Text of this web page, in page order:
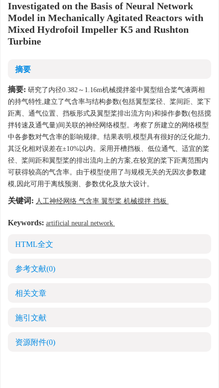
Investigated on the Basis of Neural Network
Model in Mechanically Agitated Reactors with
Mixed Hydrofoil Impeller K5 and Rushton
Turbine
摘要
摘要: 研究了内径0.382～1.16m机械搅拌釜中翼型组合桨气液两相
的持气特性,建立了气含率与结构参数(包括翼型桨径、桨间距、桨下
距离、通气位置、挡板形式及翼型桨排出流方向)和操作参数(包括搅
拌转速及通气量)间关联的神经网络模型。考察了所建立的网络模型
中各参数对气含率的影响规律。结果表明,模型具有很好的泛化能力,
其泛化相对误差在±10%以内。采用开槽挡板、低位通气、适宜的桨
径、桨间距和翼型桨的排出流向上的方案,在较宽的桨下距离范围内
可获得较高的气含率。由于模型使用了与规模无关的无因次参数建
模,因此可用于离线预测、参数优化及放大设计。
关键词: 人工神经网络 气含率 翼型桨 机械搅拌 挡板
Keywords: artificial neural network
HTML全文
参考文献(0)
相关文章
施引文献
资源附件(0)